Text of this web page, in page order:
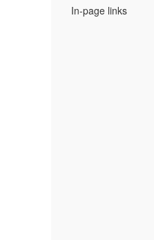
In-page links